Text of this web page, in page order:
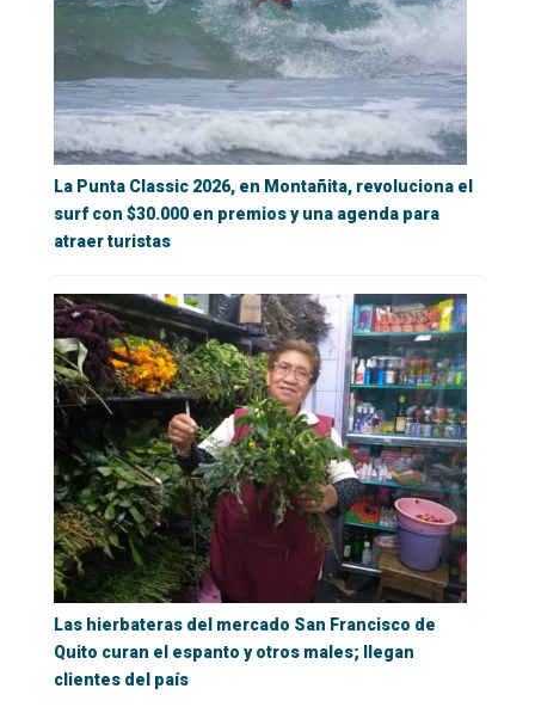
La Punta Classic 2026, en Montañita, revoluciona el
surf con $30.000 en premios y una agenda para
atraer turistas
Las hierbateras del mercado San Francisco de
Quito curan el espanto y otros males; llegan
clientes del país